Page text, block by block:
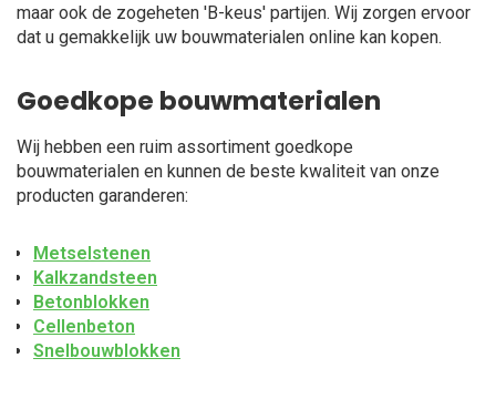
maar ook de zogeheten 'B-keus' partijen. Wij zorgen ervoor
dat u gemakkelijk uw bouwmaterialen online kan kopen.
Goedkope bouwmaterialen
Wij hebben een ruim assortiment goedkope
bouwmaterialen en kunnen de beste kwaliteit van onze
producten garanderen:
Metselstenen
Kalkzandsteen
Betonblokken
Cellenbeton
Snelbouwblokken